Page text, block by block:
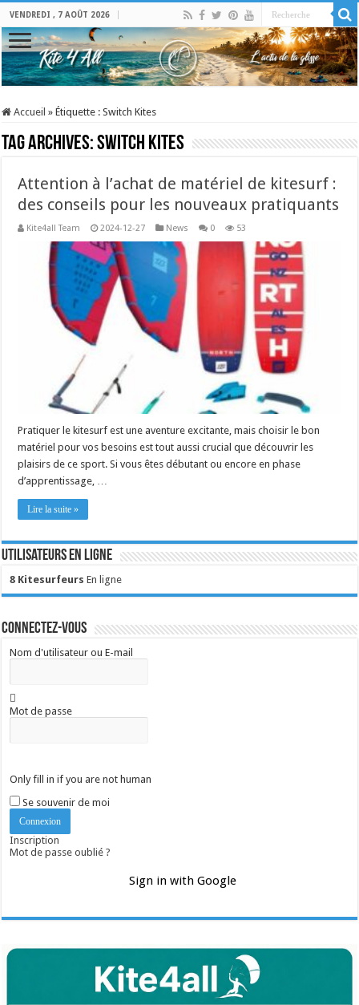
VENDREDI , 7 AOÛT 2026
Accueil » Étiquette :Switch Kites
Tag Archives:Switch Kites
Attention à l’achat de matériel de kitesurf :
des conseils pour les nouveaux pratiquants
Kite4all Team 2024-12-27 News 0 53
Pratiquer le kitesurf est une aventure excitante, mais choisir le bon
matériel pour vos besoins est tout aussi crucial que découvrir les
plaisirs de ce sport. Si vous êtes débutant ou encore en phase
d’apprentissage, …
Lire la suite »
Utilisateurs en ligne
8 Kitesurfeurs En ligne
Connectez-vous
Nom d'utilisateur ou E-mail
Mot de passe
Only fill in if you are not human
Se souvenir de moi
Inscription
Mot de passe oublié ?
Sign in with Google